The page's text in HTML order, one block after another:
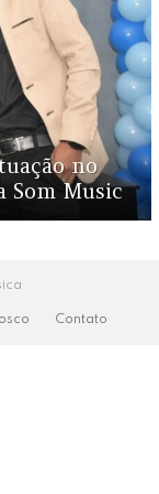
no
Som Music
Contato